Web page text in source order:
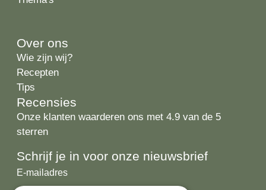
Over ons
Wie zijn wij?
Recepten
Tips
Recensies
Onze klanten waarderen ons met 4.9 van de 5
sterren
Schrijf je in voor onze nieuwsbrief
E-
mailadres